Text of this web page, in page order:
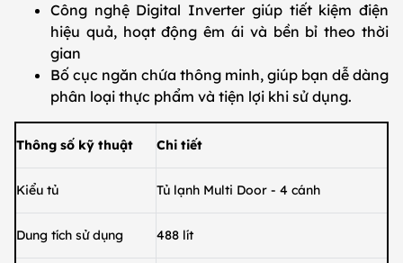
Công nghệ Digital Inverter giúp tiết kiệm điện
hiệu quả, hoạt động êm ái và bền bỉ theo thời
gian
Bố cục ngăn chứa thông minh, giúp bạn dễ dàng
phân loại thực phẩm và tiện lợi khi sử dụng.
Thông số kỹ thuật Chi tiết
Kiểu tủ Tủ lạnh Multi Door - 4 cánh
Dung tích sử dụng 488 lít